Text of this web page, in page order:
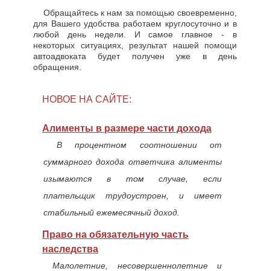
Обращайтесь к нам за помощью своевременно,
для Вашего удобства работаем круглосуточно и в
любой день недели. И самое главное - в
некоторых ситуациях, результат нашей помощи
автоадвоката будет получен уже в день
обращения.
НОВОЕ НА САЙТЕ:
Алименты в размере части дохода
В процентном соотношении от
суммарного дохода ответчика алименты
изымаются в том случае, если
плательщик трудоустроен, и имеет
стабильный ежемесячный доход.
Право на обязательную часть
наследства
Малолетние, несовершеннолетние и